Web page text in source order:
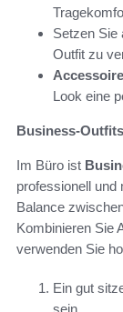
Setzen Sie
Outfit zu
Look eine
Business-
Im Büro ist
professionell und
Balance
Kombinieren Sie
verwenden Sie
Ein gut
sein.